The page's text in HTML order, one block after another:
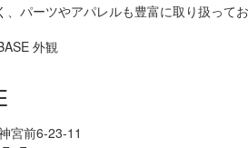
、パーツやアパレルも豊富に取り扱ってお
宮前6-23-11